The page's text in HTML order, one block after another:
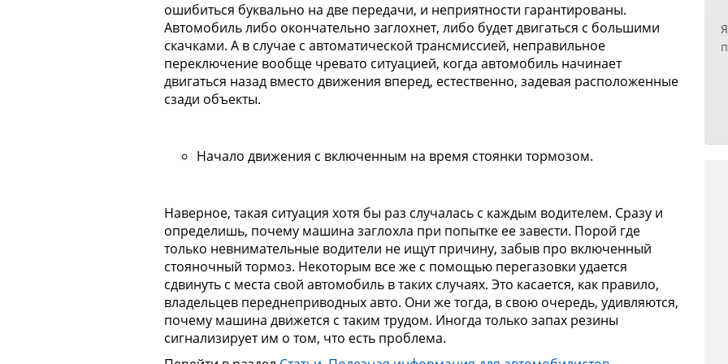
ошибиться буквально на две передачи, и неприятности гарантированы.
Автомобиль либо окончательно заглохнет, либо будет двигаться с большими
скачками. А в случае с автоматической трансмиссией, неправильное
переключение вообще чревато ситуацией, когда автомобиль начинает
двигаться назад вместо движения вперед, естественно, задевая расположенные
сзади объекты.
Начало движения с включенным на время стоянки тормозом.
Наверное, такая ситуация хотя бы раз случалась с каждым водителем. Сразу и
определишь, почему машина заглохла при попытке ее завести. Порой где
только невнимательные водители не ищут причину, забыв про включенный
стояночный тормоз. Некоторым все же с помощью перегазовки удается
сдвинуть с места свой автомобиль в таких случаях. Это касается, как правило,
владельцев переднеприводныхавто. Они же тогда, в свою очередь, удивляются,
почему машина движется с таким трудом. Иногда только запах резины
сигнализирует им о том, что есть проблема.